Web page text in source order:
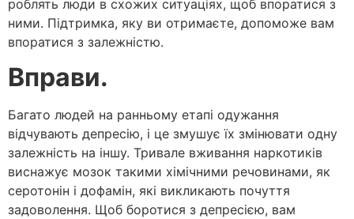
роблять люди в схожих ситуаціях, щоб впоратися з
ними. Підтримка, яку ви отримаєте, допоможе вам
впоратися з залежністю.
Вправи.
Багато людей на ранньому етапі одужання
відчувають депресію, і це змушує їх змінювати одну
залежність на іншу. Тривале вживання наркотиків
виснажує мозок такими хімічними речовинами, як
серотонін і дофамін, які викликають почуття
задоволення. Щоб боротися з депресією, вам